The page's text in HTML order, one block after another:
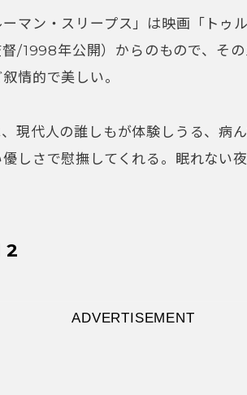
マン・スリープス」は映画「トゥ
/1998年公開）からのもので、そ
情的で美しい。
現代人の誰しもが体験しうる、病
しさで慰撫してくれる。眠れない
2
が奏でるメンデルス